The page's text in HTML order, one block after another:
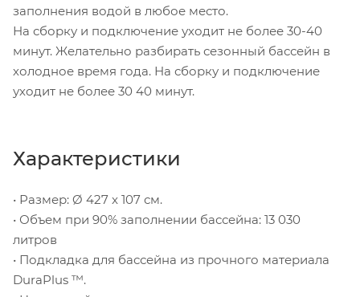
заполнения водой в любое место.
На сборку и подключение уходит не более 30-40
минут. Желательно разбирать сезонный бассейн в
холодное время года. На сборку и подключение
уходит не более 30 40 минут.
Характеристики
• Размер: Ø 427 x 107 см.
• Объем при 90% заполнении бассейна: 13 030
литров
• Подкладка для бассейна из прочного материала
DuraPlus ™.